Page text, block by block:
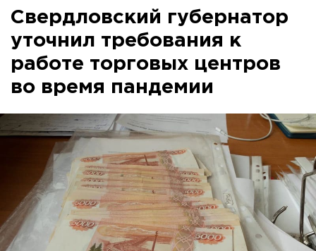
Свердловский губернатор
уточнил требования к
работе торговых центров
во время пандемии